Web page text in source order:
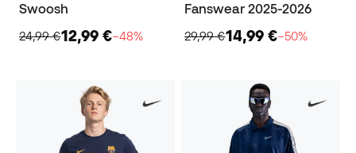
Swoosh
24,99 €12,99 €−48%
Fanswear 2025-2026
29,99 €14,99 €−50%